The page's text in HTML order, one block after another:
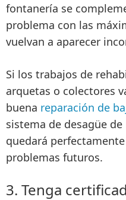
fontanería se
problema con las
vuelvan a aparecer
Si los trabajos de
arquetas o colectores
buena reparación de
sistema de desagüe
quedará
problemas futuros.
3. Tenga